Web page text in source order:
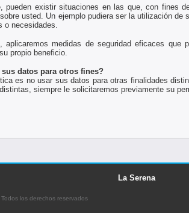
pueden existir situaciones en las que, con fines
usted. Un ejemplo pudiera ser la utilización
o necesidades.
aplicaremos medidas de seguridad eficaces que
propio beneficio.
sus datos para otros fines?
es no usar sus datos para otras finalidades
siempre le solicitaremos previamente su
los derechos reservados
La Serena